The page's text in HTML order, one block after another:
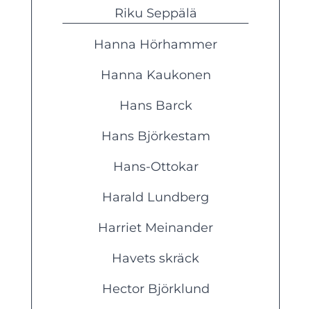
Riku Seppälä
Hanna Hörhammer
Hanna Kaukonen
Hans Barck
Hans Björkestam
Hans-Ottokar
Harald Lundberg
Harriet Meinander
Havets skräck
Hector Björklund